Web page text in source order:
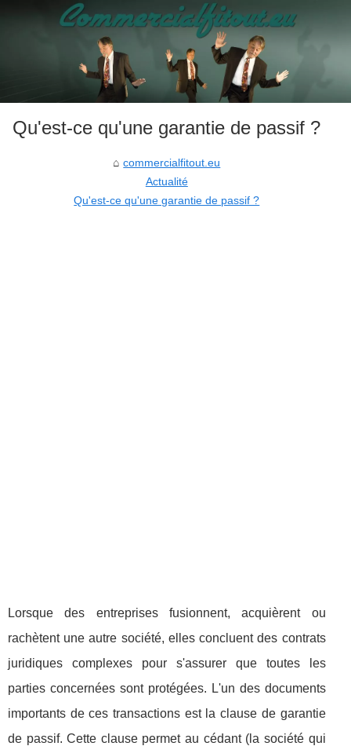
Qu'est-ce qu'une garantie de passif ?
commercialfitout.eu
Actualité
Qu'est-ce qu'une garantie de passif ?
Lorsque des entreprises fusionnent, acquièrent ou
rachètent une autre société, elles concluent des contrats
juridiques complexes pour s'assurer que toutes les
parties concernées sont protégées. L'un des documents
importants de ces transactions est la clause de garantie
de passif. Cette clause permet au cédant (la société qui